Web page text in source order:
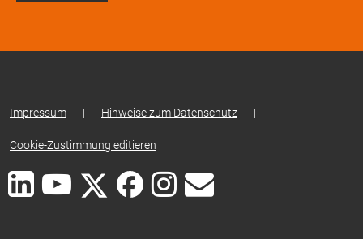
Impressum | Hinweise zum Datenschutz |
Cookie-Zustimmung editieren